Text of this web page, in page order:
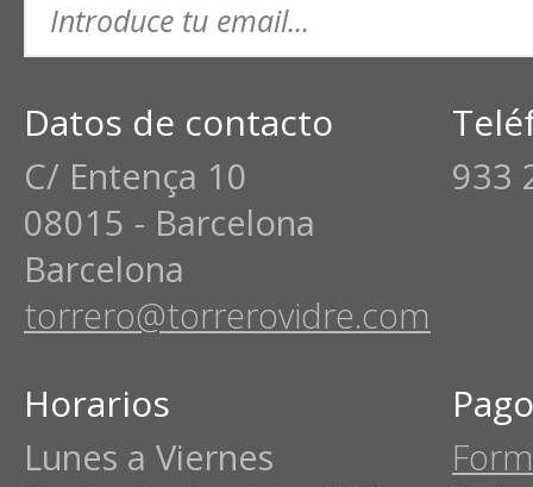
Datos de contacto
C/ Entença 10
08015 - Barcelona
Barcelona
torrero@torrerovidre.com
933
Horarios
Lunes a Viernes